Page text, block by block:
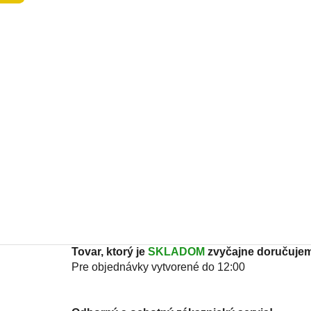
Tovar, ktorý je SKLADOM zvyčajne
Pre objednávky vytvorené do 12:00